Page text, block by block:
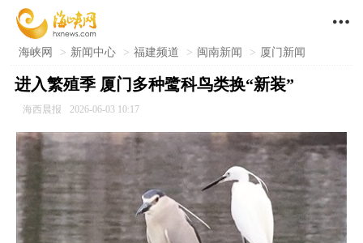

海峡网 > 新闻中心 > 福建频道 > 闽南新闻 > 厦门新闻
进入繁殖季 厦门多种鹭科鸟类换“新装”
海西晨报 2026-06-03 10:17